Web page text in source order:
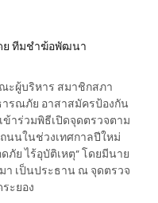
ย ทีมชำฆ้อพัฒนา
ณะผู้บริหาร สมาชิกสภา
รณภัย อาสาสมัครป้องกัน
าร่วมพิธีเปิดจุดตรวจตาม
นนในช่วงเทศกาลปีใหม่
ภัย ไร้อุบัติเหตุ” โดยมีนาย
า เป็นประธาน ณ จุดตรวจ
ะยอง